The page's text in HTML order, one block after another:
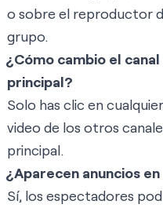
o sobre el reproductor
grupo.
¿Cómo cambio el
principal?
Solo has clic en
video de los otros
principal.
¿Aparecen anuncios
Sí, los espectadores